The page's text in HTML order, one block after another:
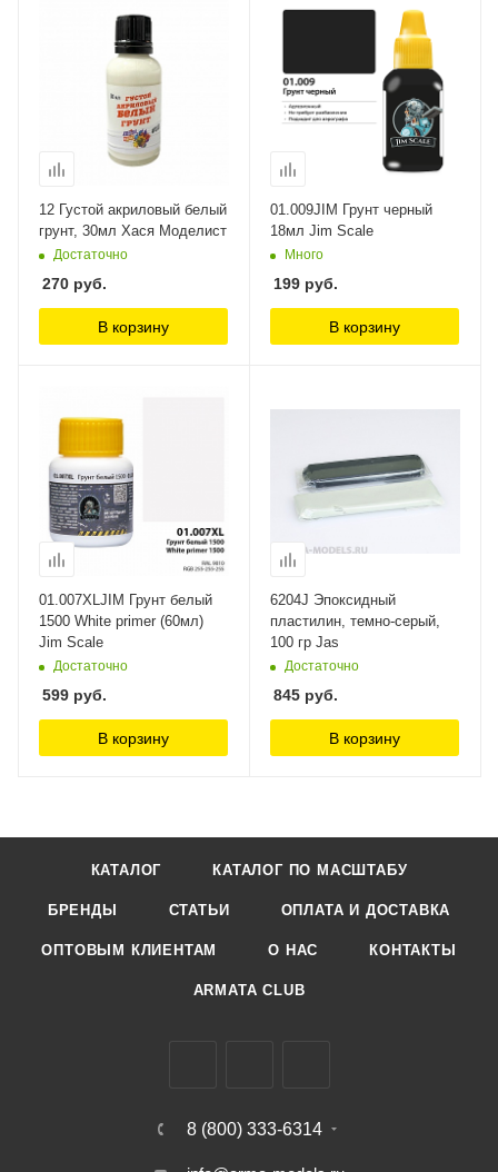
12 Густой акриловый белый
грунт, 30мл Хася Моделист
Достаточно
270 руб.
В корзину
01.009JIM Грунт черный
18мл Jim Scale
Много
199 руб.
В корзину
01.007XLJIM Грунт белый
1500 White primer (60мл)
Jim Scale
Достаточно
599 руб.
В корзину
6204J Эпоксидный
пластилин, темно-серый,
100 гр Jas
Достаточно
845 руб.
В корзину
КАТАЛОГ КАТАЛОГ ПО МАСШТАБУ
БРЕНДЫ СТАТЬИ ОПЛАТА И ДОСТАВКА
ОПТОВЫМ КЛИЕНТАМ О НАС КОНТАКТЫ
ARMATA CLUB
8 (800) 333-6314